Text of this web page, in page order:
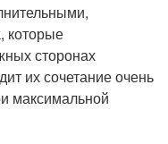
которые
сторонах
их сочетание очень
максимальной